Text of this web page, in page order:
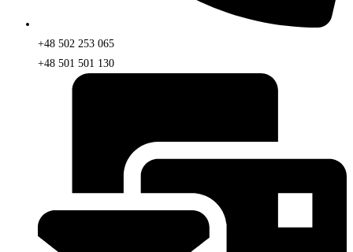
+48 502 253 065
+48 501 501 130